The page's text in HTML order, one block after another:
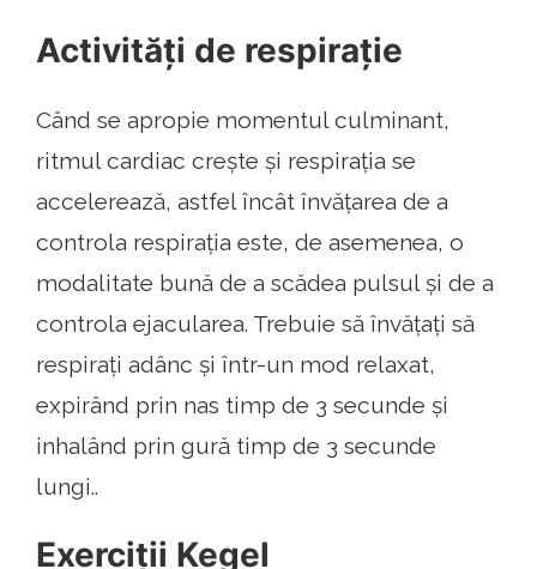
Activități de respirație
Când se apropie momentul culminant,
ritmul cardiac crește și respirația se
accelerează, astfel încât învățarea de a
controla respirația este, de asemenea, o
modalitate bună de a scădea pulsul și de a
controla ejacularea. Trebuie să învățați să
respirați adânc și într-un mod relaxat,
expirând prin nas timp de 3 secunde și
inhalând prin gură timp de 3 secunde
lungi..
Exerciții Kegel